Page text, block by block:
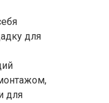
для
для